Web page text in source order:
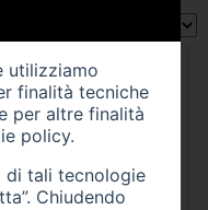
utilizziamo
finalità tecniche
per altre finalità
policy.
di tali tecnologie
Chiudendo